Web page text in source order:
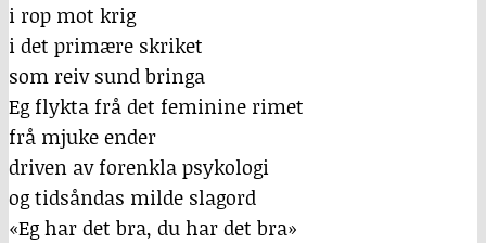
i rop mot krig
i det primære skriket
som reiv sund bringa
Eg flykta frå det feminine rimet
frå mjuke ender
driven av forenkla psykologi
og tidsåndas milde slagord
«Eg har det bra, du har det bra»